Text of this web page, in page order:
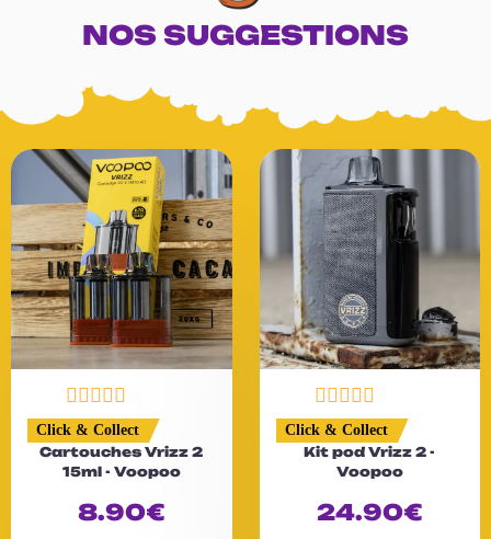
NOS SUGGESTIONS
N
o
t
e
Click & Collect
Cartouches Vrizz 2
15ml - Voopoo
8.90€
N
o
0
s
Click & Collect
Kit pod Vrizz 2 -
Voopoo
24.90€